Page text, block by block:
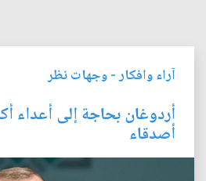
آراء وافكار-وجهات نظر
أردوغان بحاجة إلى أعداء
أصدقاء